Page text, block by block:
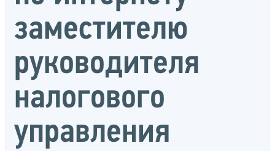
заместителю
руководителя
налогового
управления